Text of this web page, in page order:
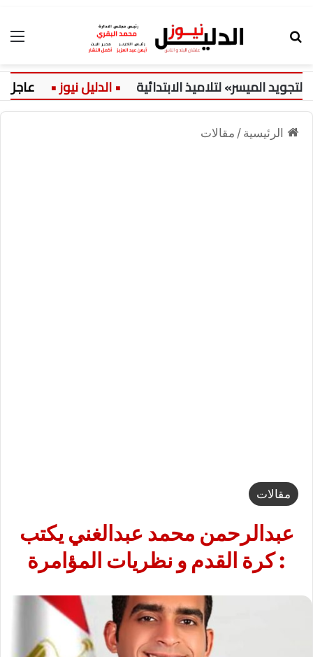
الميسر» لتلاميذ الابتدائية عاجل:
الرئيسية / مقالات
مقالات
عبدالرحمن محمد عبدالغني يكتب
: كرة القدم و نظريات المؤامرة